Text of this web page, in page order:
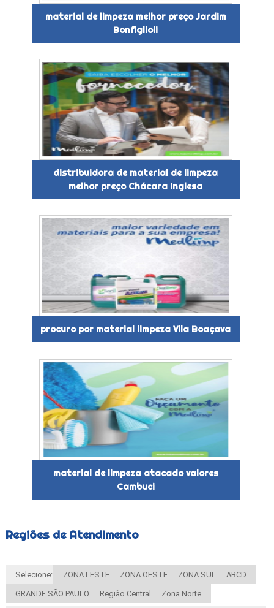
material de limpeza melhor preço Jardim
Bonfiglioli
distribuidora de material de limpeza
melhor preço Chácara Inglesa
procuro por material limpeza Vila Boaçava
material de limpeza atacado valores
Cambuci
Regiões de Atendimento
Selecione: ZONA LESTE ZONA OESTE ZONA SUL ABCD
GRANDE SÃO PAULO Região Central Zona Norte